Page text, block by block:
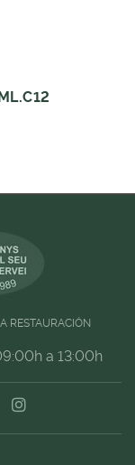
RESTAURACIÓN
a 13:00h